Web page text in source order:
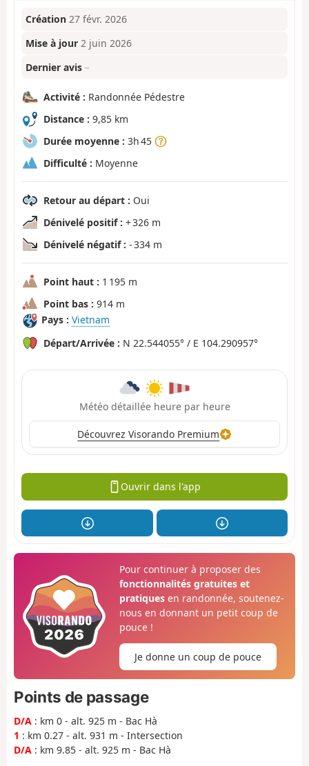
Création 27 févr. 2026
Mise à jour 2 juin 2026
Dernier avis –
Activité : Randonnée Pédestre
Distance : 9,85 km
Durée moyenne : 3h 45
Difficulté : Moyenne
Retour au départ : Oui
Dénivelé positif : + 326 m
Dénivelé négatif : - 334 m
Point haut : 1 195 m
Point bas : 914 m
Pays : Vietnam
Départ/Arrivée : N 22.544055° / E 104.290957°
Météo détaillée heure par heure
Découvrez Visorando Premium
Ouvrir dans l'app
Pour continuer à proposer des
fonctionnalités gratuites et
pratiquesen randonnée, soutenez-
nous en donnant un petit coup de
pouce !
Je donne un coup de pouce
Points de passage
D/A : km 0 - alt. 925 m - Bac Hà
1 : km 0.27 - alt. 931 m - Intersection
D/A : km 9.85 - alt. 925 m - Bac Hà